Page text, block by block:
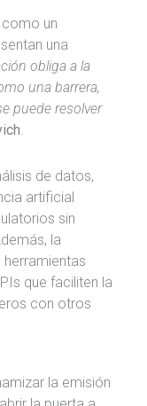
un
una
obliga a la
una barrera,
puede resolver
.
de datos,
artificial
sin
la
que faciliten la
con otros
la emisión